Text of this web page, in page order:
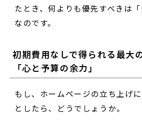
たとき、何よりも優先すべきは「
なのです。
初期費用なしで得られる最大
「心と予算の余力」
もし、ホームページの立ち上げ
としたら、どうでしょうか。